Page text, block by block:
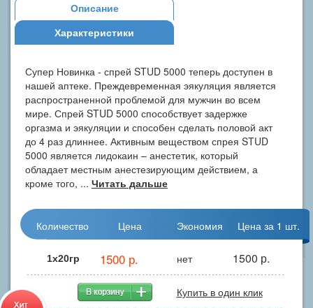
Описание
Характеристики
Супер Новинка - спрей STUD 5000 теперь доступен в
нашей аптеке. Преждевременная эякуляция является
распространенной проблемой для мужчин во всем
мире. Спрей STUD 5000 способствует задержке
оргазма и эякуляции и способен сделать половой акт
до 4 раз длиннее. Активным веществом спрея STUD
5000 является лидокаин – анестетик, который
обладает местным анестезирующим действием, а
кроме того, ... Читать дальше
Количество Цена Экономия Цена за 1 шт.
1x20гр 1500 р. нет 1500 р.
Купить в один клик